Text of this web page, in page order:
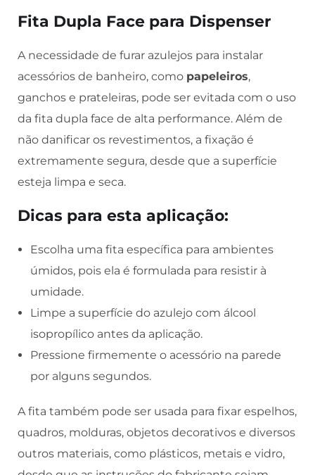
Fita Dupla Face para Dispenser
A necessidade de furar azulejos para instalar
acessórios de banheiro, como papeleiros,
ganchos e prateleiras, pode ser evitada com o uso
da fita dupla face de alta performance. Além de
não danificar os revestimentos, a fixação é
extremamente segura, desde que a superfície
esteja limpa e seca.
Dicas para esta aplicação:
Escolha uma fita específica para ambientes
úmidos, pois ela é formulada para resistir à
umidade.
Limpe a superfície do azulejo com álcool
isopropílico antes da aplicação.
Pressione firmemente o acessório na parede
por alguns segundos.
A fita também pode ser usada para fixar espelhos,
quadros, molduras, objetos decorativos e diversos
outros materiais, como plásticos, metais e vidro,